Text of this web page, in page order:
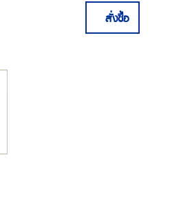
สั่งซื้อ